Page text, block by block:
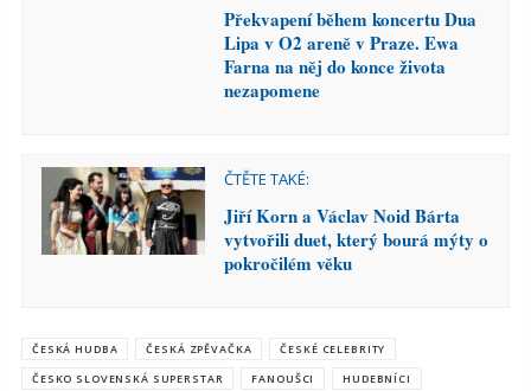
Překvapení během koncertu Dua
Lipa v O2 areně v Praze. Ewa
Farna na něj do konce života
nezapomene
ČTĚTE TAKÉ:
Jiří Korn a Václav Noid Bárta
vytvořili duet, který bourá mýty o
pokročilém věku
ČESKÁ HUDBA ČESKÁ ZPĚVAČKA
ČESKÉ CELEBRITY
ČESKO SLOVENSKÁ SUPERSTAR
FANOUŠCI
HUDEBNÍCI